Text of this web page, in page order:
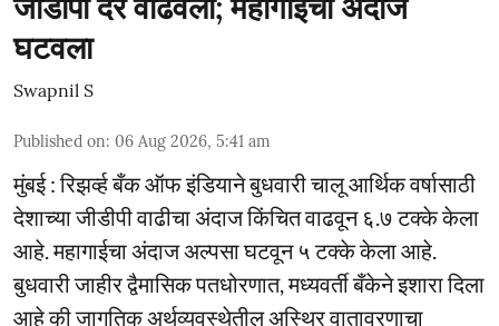
घटवला
Swapnil S
Published on: 06 Aug 2026, 5:41 am
मुंबई : रिझर्व्ह बँक ऑफ इंडियाने बुधवारी चालू आर्थिक वर्षासाठी
देशाच्या जीडीपी वाढीचा अंदाज किंचित वाढवून ६.७ टक्के केला
आहे. महागाईचा अंदाज अल्पसा घटवून ५ टक्के केला आहे.
बुधवारी जाहीर द्वैमासिक पतधोरणात, मध्यवर्ती बँकेने इशारा दिला
आहे की जागतिक अर्थव्यवस्थेतील अस्थिर वातावरणाचा